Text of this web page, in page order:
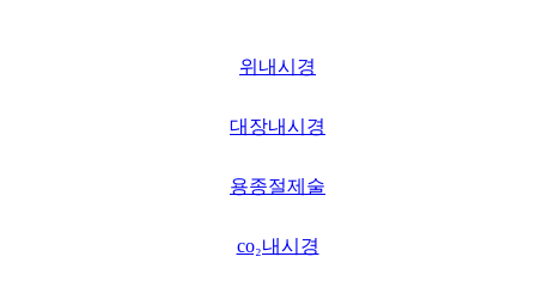
위내시경
대장내시경
용종절제술
co₂내시경